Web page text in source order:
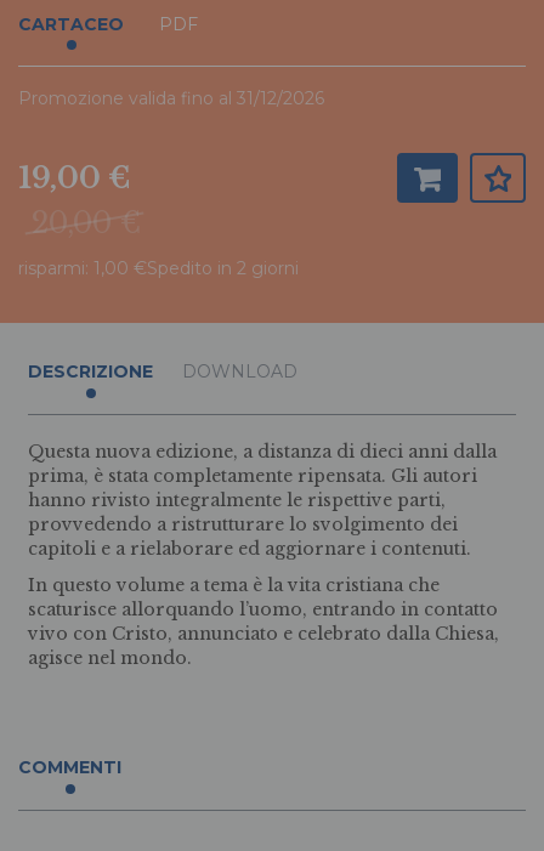
CARTACEO PDF
Promozione valida fino al 31/12/2026
20,00 €
19,00 €
risparmi: 1,00 €Spedito in 2 giorni
DESCRIZIONE DOWNLOAD
Questa nuova edizione, a distanza di dieci anni dalla
prima, è stata completamente ripensata. Gli autori
hanno rivisto integralmente le rispettive parti,
provvedendo a ristrutturare lo svolgimento dei
capitoli e a rielaborare ed aggiornare i contenuti.
In questo volume a tema è la vita cristiana che
scaturisce allorquando l’uomo, entrando in contatto
vivo con Cristo, annunciato e celebrato dalla Chiesa,
agisce nel mondo.
COMMENTI